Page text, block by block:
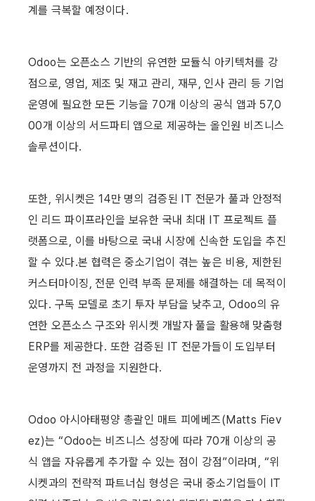
계를 극복할 예정이다.
Odoo는 오픈소스 기반의 유연한 모듈식 아키텍처를 강
점으로, 영업, 제조 및 재고 관리, 재무, 인사 관리 등 기업
운영에 필요한 모든 기능을 70개 이상의 공식 앱과 57,0
00개 이상의 서드파티 앱으로 제공하는 올인원 비즈니스
솔루션이다.
또한, 위시켓은 14만 명의 검증된 IT 전문가 풀과 안정적
인 리드 파이프라인을 보유한 국내 최대 IT 프로젝트 플
랫폼으로, 이를 바탕으로 국내 시장에 신속한 도입을 추진
할 수 있다.본 협력은 중소기업이 겪는 높은 비용, 제한된
커스터마이징, 전문 인력 부족 문제를 해결하는 데 목적이
있다. 구독 모델로 초기 투자 부담을 낮추고, Odoo의 유
연한 오픈소스 구조와 위시켓 개발자 풀을 활용해 맞춤형
ERP를 제공한다. 또한 검증된 IT 전문가들이 도입부터
운영까지 전 과정을 지원한다.
Odoo 아시아태평양 총괄인 매트 피에베즈(Matts Fiev
ez)는 “Odoo는 비즈니스 성장에 따라 70개 이상의 공
식 앱을 자유롭게 추가할 수 있는 점이 강점”이라며, “위
시켓과의 전략적 파트너십 형성은 국내 중소기업들이 IT